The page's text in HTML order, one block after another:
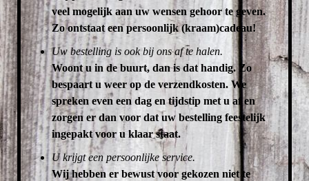
veel mogelijk aan uw wensen gehoor te geven.
Zo ontstaat een persoonlijk (kraam)cadeau!
Uw bestelling is ook bij ons af te halen.
Woont u in de buurt, dan is dat handig. Zo
bespaart u weer op de verzendkosten. We
spreken even een dag en tijdstip met u af en
zorgen er dan voor dat uw bestelling feestelijk
ingepakt voor u klaar staat.
U krijgt een persoonlijke service.
Wij hebben er bewust voor gekozen niet te